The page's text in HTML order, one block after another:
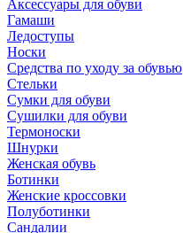
Аксессуары для обуви
Гамаши
Ледоступы
Носки
Средства по уходу за обувью
Стельки
Сумки для обуви
Сушилки для обуви
Термоноски
Шнурки
Женская обувь
Ботинки
Женские кроссовки
Полуботинки
Сандалии